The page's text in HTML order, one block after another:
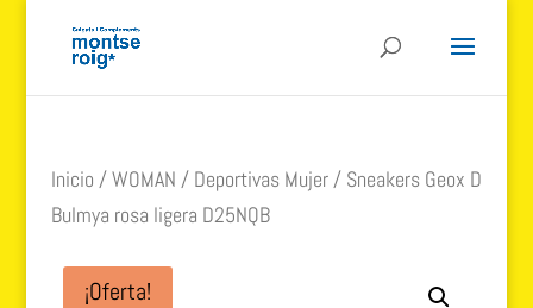
Inicio /WOMAN / Deportivas Mujer/ Sneakers Geox D
Bulmya rosa ligera D25NQB
¡Oferta!